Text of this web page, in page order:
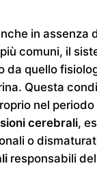
in assenza
comuni, il
da quello
Questa
nel
cerebrali,
o
responsabili